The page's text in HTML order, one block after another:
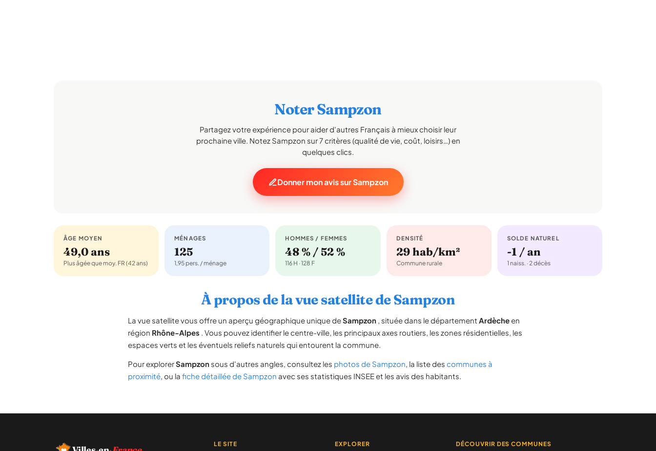
Noter Sampzon
Partagez votre expérience pour aider d'autres Français à mieux choisir leur
prochaine ville. Notez Sampzon sur 7 critères (qualité de vie, coût, loisirs…) en
quelques clics.
Donner mon avis sur Sampzon
ÂGE MOYEN
49,0 ans
Plus âgée que moy. FR (42 ans)
MÉNAGES
125
1,95 pers. / ménage
HOMMES / FEMMES
48 % / 52 %
116 H · 128 F
DENSITÉ
29 hab/km²
Commune rurale
SOLDE NATUREL
-1 / an
1 naiss. · 2 décès
À propos de la vue satellite de Sampzon
La vue satellite vous offre un aperçu géographique unique deSampzon , située dans le département Ardècheen
région Rhône-Alpes . Vous pouvez identifier le centre-ville, les principaux axes routiers, les zones résidentielles, les
espaces verts et les éventuels reliefs naturels qui entourent la commune.
Pour explorerSampzon sous d'autres angles, consultez les photos de Sampzon, la liste des communes à
proximité, ou la fiche détaillée de Sampzon avec ses statistiques INSEE et les avis des habitants.
LE SITE EXPLORER DÉCOUVRIR DES COMMUNES